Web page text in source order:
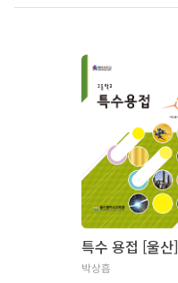
특수 용접 [울산]
박상흡